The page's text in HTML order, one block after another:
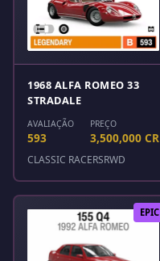
1968 ALFA ROMEO 33
STRADALE
AVALIAÇÃO
593
PREÇO
3,500,000 CR
CLASSIC RACERSRWD
EPIC